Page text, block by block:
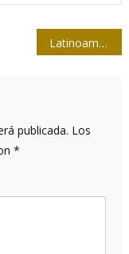
Latinoamérica y la disputa geopolítica
publicada. Los
*